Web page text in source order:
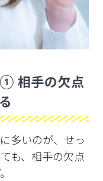
相手の欠点
多いのが、せっ
も、相手の欠点